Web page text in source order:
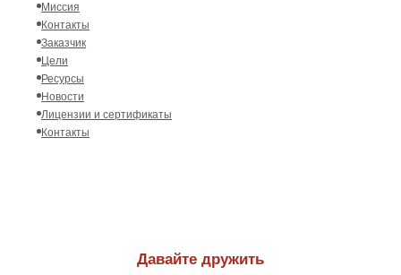
Миссия
Контакты
Заказчик
Цели
Ресурсы
Новости
Лицензии и сертификаты
Контакты
Давайте дружить